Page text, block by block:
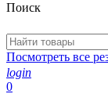
Поиск
Посмотреть все
login
0